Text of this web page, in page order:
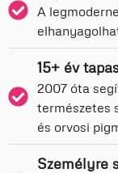
A
15+ év
2007 óta
természetes
és orvosi
Személyre